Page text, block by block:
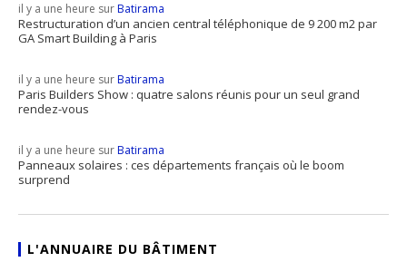
il y a une heure surBatirama
Restructuration d’un ancien central téléphonique de 9 200 m2 par
GA Smart Building à Paris
il y a une heure surBatirama
Paris Builders Show : quatre salons réunis pour un seul grand
rendez-vous
il y a une heure surBatirama
Panneaux solaires : ces départements français où le boom
surprend
L'ANNUAIRE DU BÂTIMENT